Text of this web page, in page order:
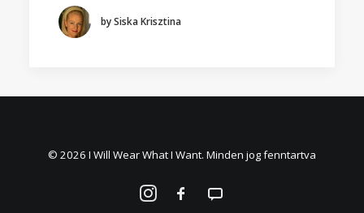
by Siska Krisztina
© 2026 I Will Wear What I Want. Minden jog fenntartva